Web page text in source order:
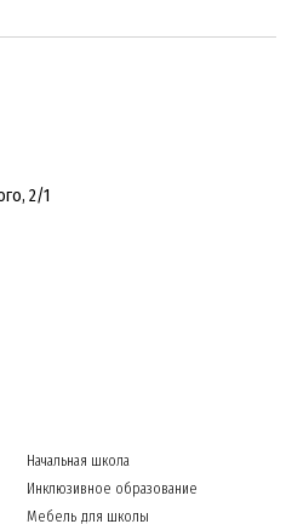
2/1
Начальная школа
Инклюзивное образование
Мебель для школы